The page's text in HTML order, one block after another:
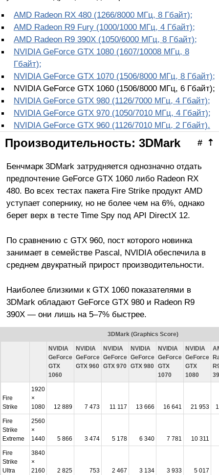
AMD Radeon RX 480 (1266/8000 МГц, 8 Гбайт);
AMD Radeon R9 Fury (1000/1000 МГц, 4 Гбайт);
AMD Radeon R9 390X (1050/6000 МГц, 8 Гбайт);
NVIDIA GeForce GTX 1080 (1607/10008 МГц, 8
Гбайт);
NVIDIA GeForce GTX 1070 (1506/8000 МГц, 8 Гбайт);
NVIDIA GeForce GTX 1060 (1506/8000 МГц, 6 Гбайт);
NVIDIA GeForce GTX 980 (1126/7000 МГц, 4 Гбайт);
NVIDIA GeForce GTX 970 (1050/7010 МГц, 4 Гбайт);
NVIDIA GeForce GTX 960 (1126/7010 МГц, 2 Гбайт).
⇡
#
Производительность: 3DMark
Бенчмарк 3DMark затрудняется однозначно отдать
предпочтение GeForce GTX 1060 либо Radeon RX
480. Во всех тестах пакета Fire Strike продукт AMD
уступает сопернику, но не более чем на 6%, однако
берет верх в тесте Time Spy под API DirectX 12.
По сравнению с GTX 960, пост которого новинка
занимает в семействе Pascal, NVIDIA обеспечила в
среднем двукратный прирост производительности.
Наиболее близкими к GTX 1060 показателями в
3DMark обладают GeForce GTX 980 и Radeon R9
390X — они лишь на 5–7% быстрее.
3DMark (Graphics Score)
NVIDIA
GeForce
GTX
1060
NVIDIA
GeForce
GTX 960
NVIDIA
GeForce
GTX 970
NVIDIA
GeForce
GTX 980
NVIDIA
GeForce
GTX
1070
NVIDIA
GeForce
GTX
1080
Fire
Strike
1920
×
1080
12 889 7 473 11 117 13 666 16 641 21 953
Fire
Strike
Extreme
2560
×
1440
5 866 3 474 5 178 6 340 7 781 10 311
Fire
Strike
Ultra
3840
×
2160
2 825 753 2 467 3 134 3 933 5 017